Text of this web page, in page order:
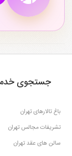
جستجوی
باغ تالارهای تهران
تشریفات مجالس تهران
سالن های عقد تهران